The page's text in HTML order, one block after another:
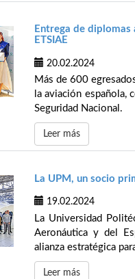
Entrega de
ETSIAE
20.02.2024
Más de 600
la aviación española,
Seguridad Nacional.
Leer más
La UPM, un socio
19.02.2024
La Universidad
Aeronáutica y del
alianza estratégica
Leer más